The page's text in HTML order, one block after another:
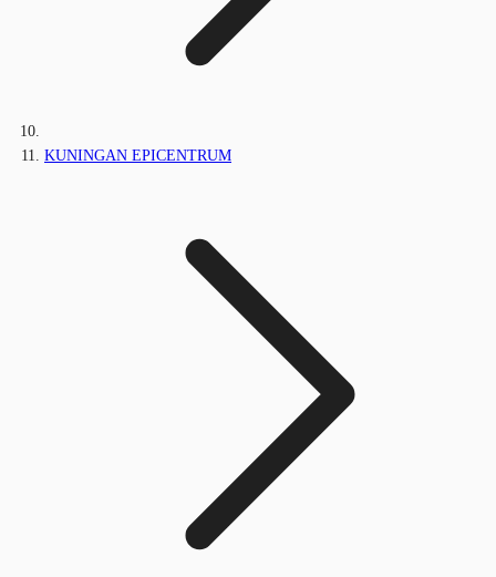
KUNINGAN EPICENTRUM